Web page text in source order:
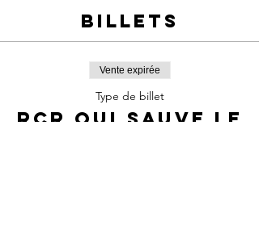
Billets
Vente expirée
Type de billet
RCR qui sauve le